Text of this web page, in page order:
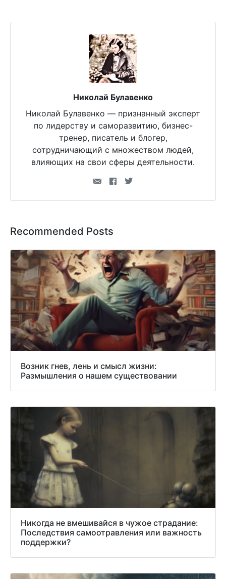
Николай Булавенко
Николай Булавенко — признанный эксперт
по лидерству и саморазвитию, бизнес-
тренер, писатель и блогер,
сотрудничающий с множеством людей,
влияющих на свои сферы деятельности.
Recommended Posts
Возник гнев, лень и смысл жизни:
Размышления о нашем существовании
Никогда не вмешивайся в чужое страдание:
Последствия самоотравления или важность
поддержки?